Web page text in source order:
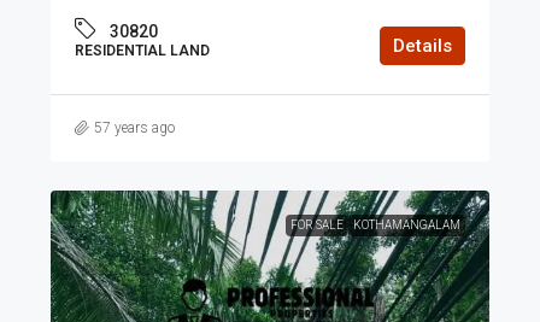
30820
RESIDENTIAL LAND Details
57 years ago
FOR SALE KOTHAMANGALAM